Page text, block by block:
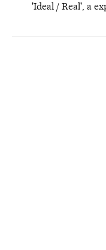
'Ideal / Real', a